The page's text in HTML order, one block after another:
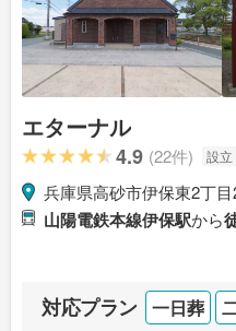
エターナル
4.9 (22件) 設立
兵庫県高砂市伊保東2丁
山陽電鉄本線伊保駅から
対応プラン 一日葬